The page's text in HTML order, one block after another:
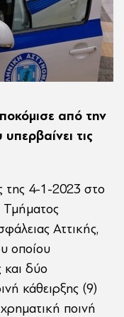
από την
τις
της 4-1-2023 στο
Τμήματος
Αττικής,
οποίου
δύο
κάθειρξης (9)
ποινή